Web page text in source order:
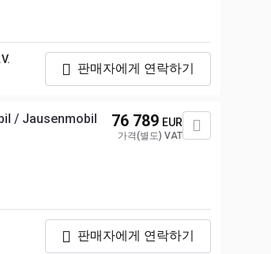
판매자에게 연락하기
/ Jausenmobil 76 789 EUR
가격(별도) VAT
판매자에게 연락하기